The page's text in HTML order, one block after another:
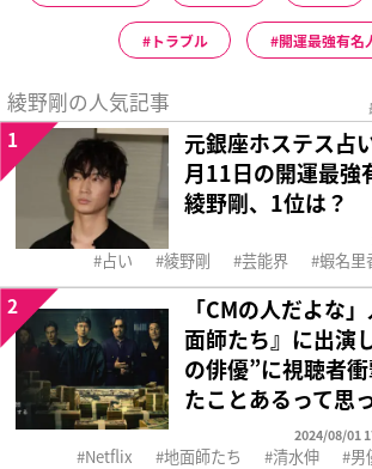
トラブル 開運最強有名
綾野剛の人気記事
元銀座ホステス占
月11日の開運最強
綾野剛、1位は？
1
占い 綾野剛 芸能界 蝦名里
「CMの人だよな
面師たち』に出演
の俳優”に視聴者
たことあるって思
2024/08/01
2
Netflix 地面師たち 清水伸 男